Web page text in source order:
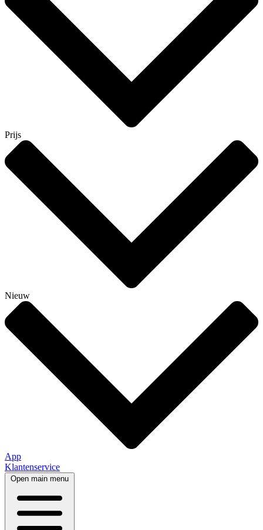
Prijs
Nieuw
App
Klantenservice
Open main menu